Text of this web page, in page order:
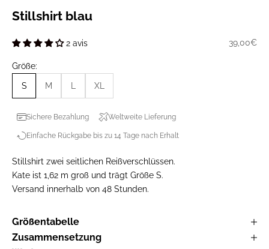
Stillshirt blau
2 avis Prix de
39,00€
Größe:
S M L XL
Sichere Bezahlung Weltweite Lieferung
Einfache Rückgabe bis zu 14 Tage nach Erhalt
Stillshirt zwei seitlichen Reißverschlüssen.
Kate ist 1,62 m groß und trägt Größe S.
Versand innerhalb von 48 Stunden.
Größentabelle
Zusammensetzung